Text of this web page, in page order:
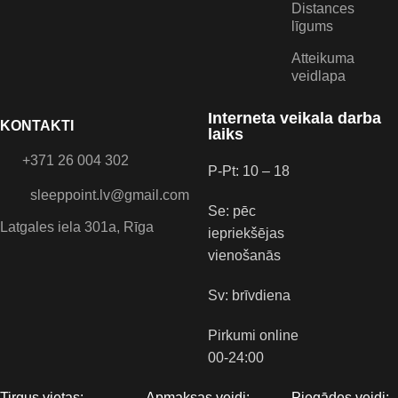
KONTAKTI
+371 26 004 302
sleeppoint.lv@gmail.com
Latgales iela 301a, Rīga
Distances
līgums
Atteikuma
veidlapa
Interneta veikala darba
laiks
P-Pt: 10 – 18
Se: pēc
iepriekšējas
vienošanās
Sv: brīvdiena
Pirkumi online
00-24:00